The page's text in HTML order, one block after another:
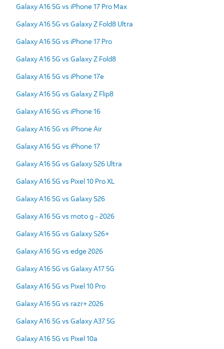
Galaxy A16 5G vs iPhone 17 Pro Max
Galaxy A16 5G vs Galaxy Z Fold8 Ultra
Galaxy A16 5G vs iPhone 17 Pro
Galaxy A16 5G vs Galaxy Z Fold8
Galaxy A16 5G vs iPhone 17e
Galaxy A16 5G vs Galaxy Z Flip8
Galaxy A16 5G vs iPhone 16
Galaxy A16 5G vs iPhone Air
Galaxy A16 5G vs iPhone 17
Galaxy A16 5G vs Galaxy S26 Ultra
Galaxy A16 5G vs Pixel 10 Pro XL
Galaxy A16 5G vs Galaxy S26
Galaxy A16 5G vs moto g - 2026
Galaxy A16 5G vs Galaxy S26+
Galaxy A16 5G vs edge 2026
Galaxy A16 5G vs Galaxy A17 5G
Galaxy A16 5G vs Pixel 10 Pro
Galaxy A16 5G vs razr+ 2026
Galaxy A16 5G vs Galaxy A37 5G
Galaxy A16 5G vs Pixel 10a